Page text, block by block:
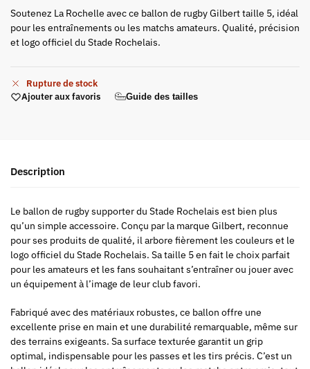
Soutenez La Rochelle avec ce ballon de rugby Gilbert taille 5, idéal
pour les entraînements ou les matchs amateurs. Qualité, précision
et logo officiel du Stade Rochelais.
Rupture de stock
Ajouter aux favoris
Guide des tailles
Description
Le ballon de rugby supporter du Stade Rochelais est bien plus
qu’un simple accessoire. Conçu par la marque Gilbert, reconnue
pour ses produits de qualité, il arbore fièrement les couleurs et le
logo officiel du Stade Rochelais. Sa taille 5 en fait le choix parfait
pour les amateurs et les fans souhaitant s’entraîner ou jouer avec
un équipement à l’image de leur club favori.
Fabriqué avec des matériaux robustes, ce ballon offre une
excellente prise en main et une durabilité remarquable, même sur
des terrains exigeants. Sa surface texturée garantit un grip
optimal, indispensable pour les passes et les tirs précis. C’est un